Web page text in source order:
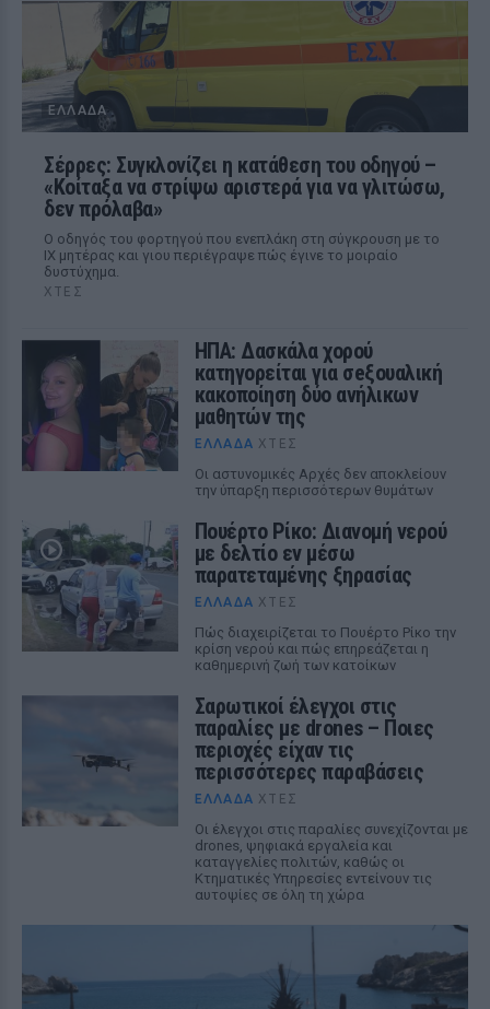
ΕΛΛΆΔΑ
Σέρρες: Συγκλονίζει η κατάθεση του οδηγού –
«Κοίταξα να στρίψω αριστερά για να γλιτώσω,
δεν πρόλαβα»
Ο οδηγός του φορτηγού που ενεπλάκη στη σύγκρουση με το
ΙΧ μητέρας και γιου περιέγραψε πώς έγινε το μοιραίο
δυστύχημα.
ΧΤΕΣ
ΗΠΑ: Δασκάλα χορού
κατηγορείται για σeξουαλική
κακοποίηση δύο ανήλικων
μαθητών της
ΕΛΛΆΔΑ ΧΤΕΣ
Οι αστυνομικές Αρχές δεν αποκλείουν
την ύπαρξη περισσότερων θυμάτων
Πουέρτο Ρίκο: Διανομή νερού
με δελτίο εν μέσω
παρατεταμένης ξηρασίας
ΕΛΛΆΔΑ ΧΤΕΣ
Πώς διαχειρίζεται το Πουέρτο Ρίκο την
κρίση νερού και πώς επηρεάζεται η
καθημερινή ζωή των κατοίκων
Σαρωτικοί έλεγχοι στις
παραλίες με drones – Ποιες
περιοχές είχαν τις
περισσότερες παραβάσεις
ΕΛΛΆΔΑ ΧΤΕΣ
Οι έλεγχοι στις παραλίες συνεχίζονται με
drones, ψηφιακά εργαλεία και
καταγγελίες πολιτών, καθώς οι
Κτηματικές Υπηρεσίες εντείνουν τις
αυτοψίες σε όλη τη χώρα